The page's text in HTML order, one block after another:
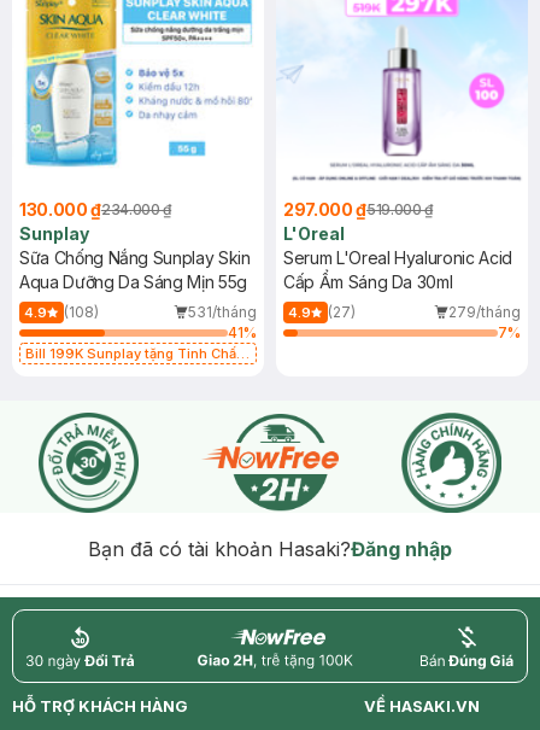
130.000 ₫234.000 ₫
Sunplay
Sữa Chống Nắng Sunplay Skin
Aqua Dưỡng Da Sáng Mịn 55g
4.9 (108)
531/tháng
41%
Bill 199K Sunplay tặng Tinh Chất
297.000 ₫519.000 ₫
L'Oreal
Serum L'Oreal Hyaluronic Acid
Cấp Ẩm Sáng Da 30ml
4.9 (27)
279/tháng
7%
Bạn đã có tài khoản Hasaki?Đăng nhập
return nowfree price
HỖ TRỢ KHÁCH HÀNG
VỀ HASAKI.VN